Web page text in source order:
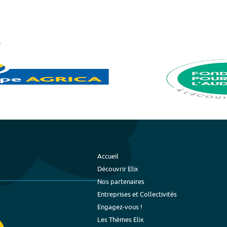
Accueil
Découvrir Elix
Nos partenaires
Entreprises et Collectivités
Engagez-vous !
Les Thèmes Elix